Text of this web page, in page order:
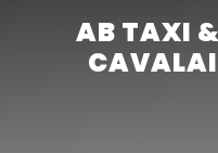
AB TAXI